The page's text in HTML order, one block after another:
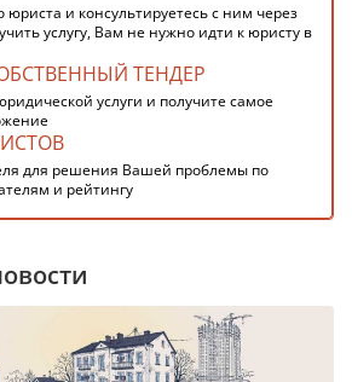
юриста и консультируетесь с ним через
услугу, Вам не нужно идти к юристу в
ТЕНДЕР
услуги и получите самое
для решения Вашей проблемы по
и рейтингу